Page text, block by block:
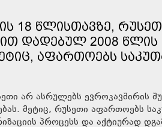
18 ᲬᲚᲘᲡᲗᲐᲕᲖᲔ,
ᲓᲐᲓᲔᲑᲣᲚ 2008 ᲬᲚᲘᲡ
ᲐᲤᲐᲠᲗᲝᲔᲑᲡ
არ ასრულებს
მეტიც, რუსეთი აფართოებს
პროცესს და აქტიურად